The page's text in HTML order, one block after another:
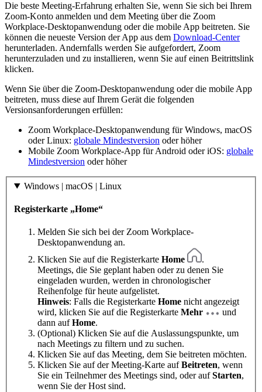
Die beste Meeting-Erfahrung erhalten Sie, wenn Sie sich bei Ihrem
Zoom-Konto anmelden und dem Meeting über die Zoom
Workplace-Desktopanwendung oder die mobile App beitreten. Sie
können die neueste Version der App aus dem Download-Center
herunterladen. Andernfalls werden Sie aufgefordert, Zoom
herunterzuladen und zu installieren, wenn Sie auf einen Beitrittslink
klicken.
Wenn Sie über die Zoom-Desktopanwendung oder die mobile App
beitreten, muss diese auf Ihrem Gerät die folgenden
Versionsanforderungen erfüllen:
Zoom Workplace-Desktopanwendung für Windows, macOS
oder Linux: globale Mindestversion oder höher
Mobile Zoom Workplace-App für Android oder iOS: globale
Mindestversion oder höher
Windows | macOS | Linux
Registerkarte „Home“
Melden Sie sich bei der Zoom Workplace-
Desktopanwendung an.
Klicken Sie auf die Registerkarte Home
.
Meetings, die Sie geplant haben oder zu denen Sie
eingeladen wurden, werden in chronologischer
Reihenfolge für heute aufgelistet.
Hinweis: Falls die Registerkarte Home nicht angezeigt
wird, klicken Sie auf die Registerkarte Mehr
und
dann aufHome.
(Optional) Klicken Sie auf die Auslassungspunkte, um
nach Meetings zu filtern und zu suchen.
Klicken Sie auf das Meeting, dem Sie beitreten möchten.
Klicken Sie auf der Meeting-Karte aufBeitreten, wenn
Sie ein Teilnehmer des Meetings sind, oder aufStarten,
wenn Sie der Host sind.